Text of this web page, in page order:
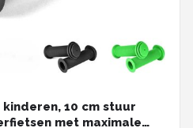
10 cm stuur
met maximale